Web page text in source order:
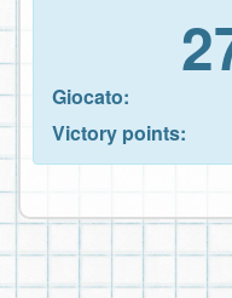
Giocato:
Victory points: